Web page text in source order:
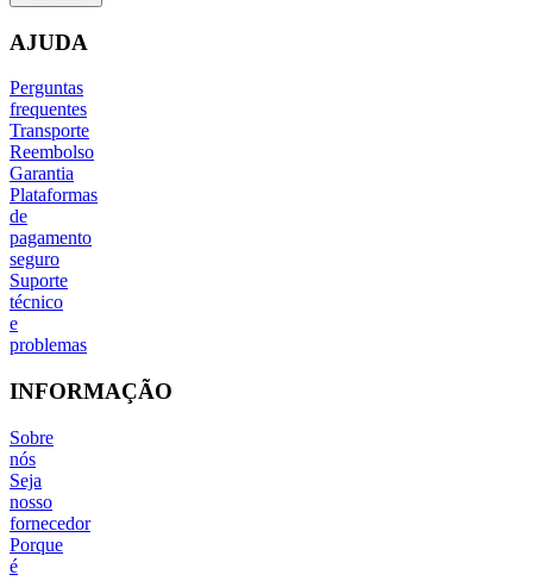
AJUDA
Perguntas
frequentes
Transporte
Reembolso
Garantia
Plataformas
de
pagamento
seguro
Suporte
técnico
e
problemas
INFORMAÇÃO
Sobre
nós
Seja
nosso
fornecedor
Porque
é